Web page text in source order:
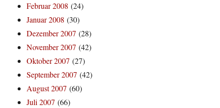
Februar 2008 (24)
Januar 2008 (30)
Dezember 2007 (28)
November 2007 (42)
Oktober 2007 (27)
September 2007 (42)
August 2007 (60)
Juli 2007 (66)